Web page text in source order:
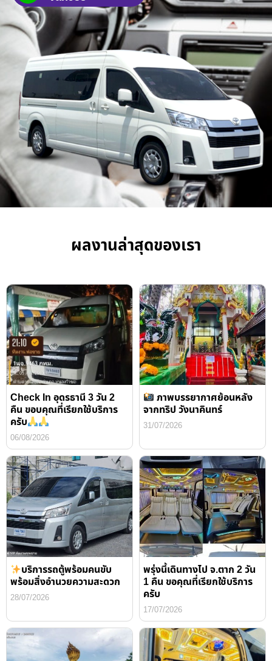
ผลงานล่าสุดของเรา
Check In อุดรธานี 3 วัน 2
คืน ขอบคุณที่เรียกใช้บริการ
ครับ
06/08/2026
ภาพบรรยากาศย้อนหลัง
จากทริป วังนาคินทร์
31/07/2026
บริการรถตู้พร้อมคนขับ
พร้อมสิ่งอำนวยความสะดวก
28/07/2026
พรุ่งนี้เดินทางไป จ.ตาก 2 วัน
1 คืน ขอคุณที่เรียกใช้บริการ
ครับ
17/07/2026